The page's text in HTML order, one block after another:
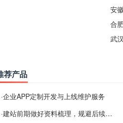
安
合
武
荐产品
·企业APP定制开发与上线维护服务
·建站前期做好资料梳理，规避后续各类使用难题